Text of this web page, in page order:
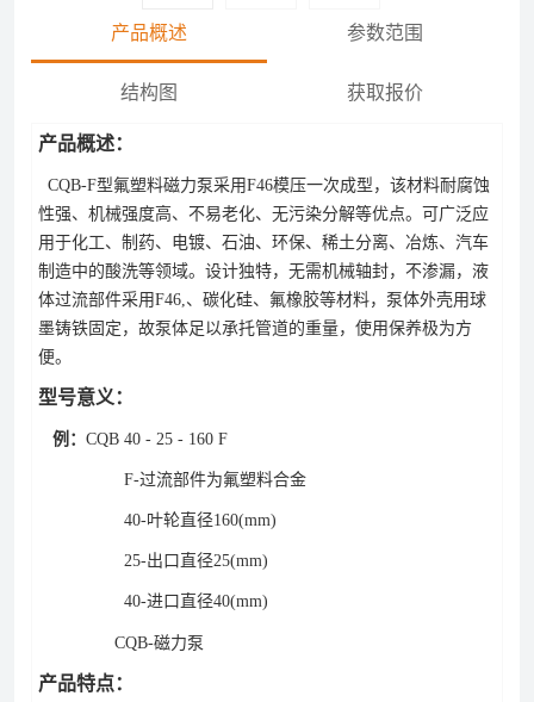
产品概述 参数范围
结构图 获取报价
产品概述：
CQB-F型氟塑料磁力泵采用F46模压一次成型，该材料耐腐蚀
性强、机械强度高、不易老化、无污染分解等优点。可广泛应
用于化工、制药、电镀、石油、环保、稀土分离、冶炼、汽车
制造中的酸洗等领域。设计独特，无需机械轴封，不渗漏，液
体过流部件采用F46,、碳化硅、氟橡胶等材料，泵体外壳用球
墨铸铁固定，故泵体足以承托管道的重量，使用保养极为方
便。
型号意义：
例： CQB 40 - 25 - 160 F
F-过流部件为氟塑料合金
40-叶轮直径160(mm)
25-出口直径25(mm)
40-进口直径40(mm)
CQB-磁力泵
产品特点：